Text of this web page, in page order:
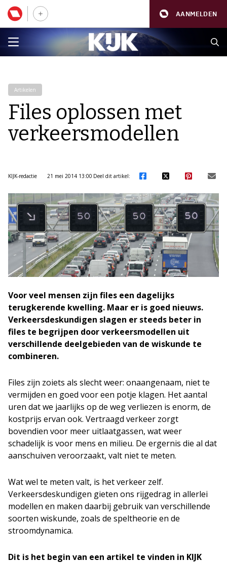
AANMELDEN
Artikelen
Files oplossen met
verkeersmodellen
KIJK-redactie 21 mei 2014 13:00 Deel dit artikel:
Voor veel mensen zijn files een dagelijks
terugkerende kwelling. Maar er is goed nieuws.
Verkeersdeskundigen slagen er steeds beter in
files te begrijpen door verkeersmodellen uit
verschillende deelgebieden van de wiskunde te
combineren.
Files zijn zoiets als slecht weer: onaangenaam, niet te
vermijden en goed voor een potje klagen. Het aantal
uren dat we jaarlijks op de weg verliezen is enorm, de
kostprijs ervan ook. Vertraagd verkeer zorgt
bovendien voor meer uitlaatgassen, wat weer
schadelijk is voor mens en milieu. De ergernis die al dat
aanschuiven veroorzaakt, valt niet te meten.
Wat wel te meten valt, is het verkeer zelf.
Verkeersdeskundigen gieten ons rijgedrag in allerlei
modellen en maken daarbij gebruik van verschillende
soorten wiskunde, zoals de speltheorie en de
stroomdynamica.
Dit is het begin van een artikel te vinden in KIJK